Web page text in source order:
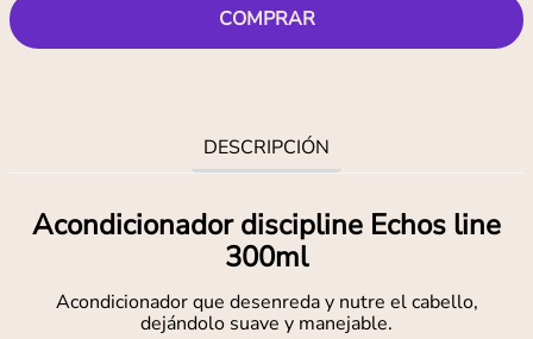
COMPRAR
DESCRIPCIÓN
Acondicionador discipline Echos line
300ml
Acondicionador que desenreda y nutre el cabello,
dejándolo suave y manejable.